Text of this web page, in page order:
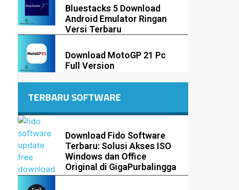
Bluestacks 5 Download
Android Emulator Ringan
Versi Terbaru
Download MotoGP 21 Pc
Full Version
TERBARU SOFTWARE
Download Fido Software
Terbaru: Solusi Akses ISO
Windows dan Office
Original di GigaPurbalingga